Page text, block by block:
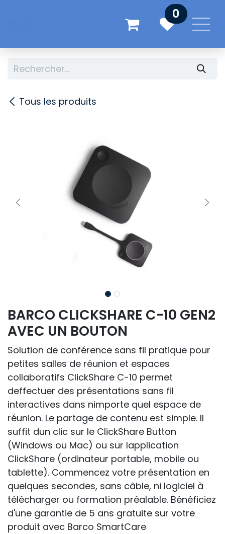
0
Tous les produits
BARCO CLICKSHARE C-10 GEN2
AVEC UN BOUTON
Solution de conférence sans fil pratique pour
petites salles de réunion et espaces
collaboratifs ClickShare C-10 permet
deffectuer des présentations sans fil
interactives dans nimporte quel espace de
réunion. Le partage de contenu est simple. Il
suffit dun clic sur le ClickShare Button
(Windows ou Mac) ou sur lapplication
ClickShare (ordinateur portable, mobile ou
tablette). Commencez votre présentation en
quelques secondes, sans câble, ni logiciel à
télécharger ou formation préalable. Bénéficiez
d'une garantie de 5 ans gratuite sur votre
produit avec Barco SmartCare